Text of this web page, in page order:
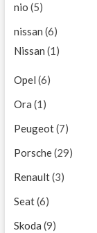
nio (5)
nissan (6)
Nissan (1)
Opel (6)
Ora (1)
Peugeot(7)
Porsche(29)
Renault(3)
Seat(6)
Skoda (9)